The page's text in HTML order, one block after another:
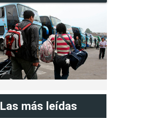
Las más leídas